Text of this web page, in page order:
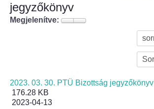
Polgármesteri köszöntő
Mi újság Bölcskén?
Értéktár bizottság
jegyzőkönyv
Megjelenítve:
2023. 03. 30. PTÜ Bizottság jegyzőkönyv
176.28 KB
2023-04-13